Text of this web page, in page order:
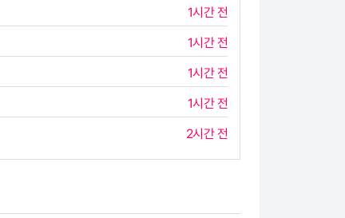
1시간 전
1시간 전
1시간 전
1시간 전
2시간 전